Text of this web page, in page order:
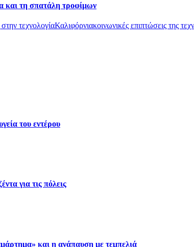
και τη σπατάλη τροφίμων
τεχνολογίαΚαλιφόρνιακοινωνικές επιπτώσεις της
του εντέρου
για τις πόλεις
και η ανάπαυση με τεμπελιά